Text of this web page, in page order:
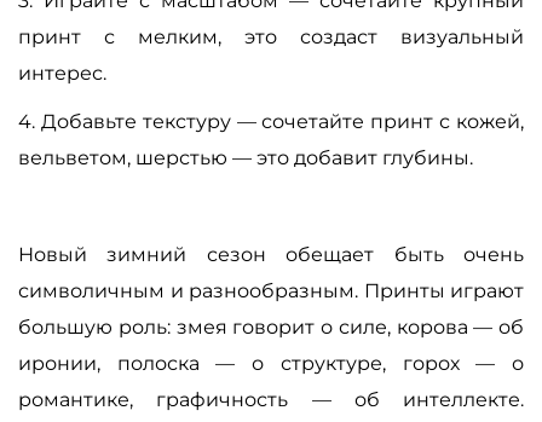
принт с мелким, это создаст визуальный
интерес.
4. Добавьте текстуру — сочетайте принт с кожей,
вельветом, шерстью — это добавит глубины.
Новый зимний сезон обещает быть очень
символичным и разнообразным. Принты играют
большую роль: змея говорит о силе, корова — об
иронии, полоска — о структуре, горох — о
романтике, графичность — об интеллекте.